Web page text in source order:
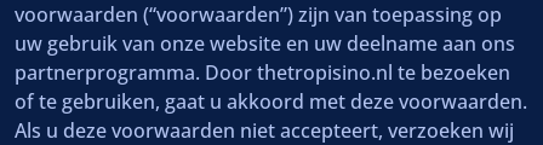
voorwaarden (“voorwaarden”) zijn van toepassing op
uw gebruik van onze website en uw deelname aan ons
partnerprogramma. Door thetropisino.nl te bezoeken
of te gebruiken, gaat u akkoord met deze voorwaarden.
Als u deze voorwaarden niet accepteert, verzoeken wij